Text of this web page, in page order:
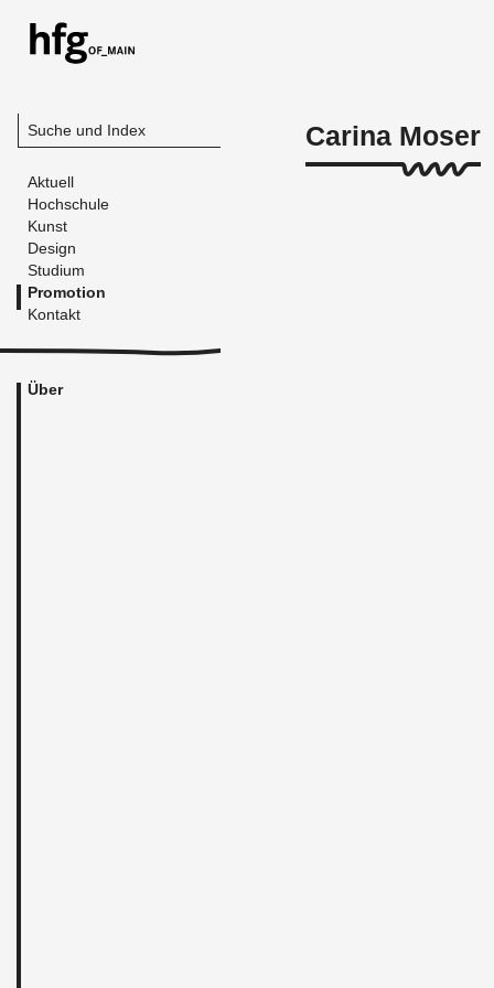
Suche und Index
Aktuell
Hochschule
Kunst
Design
Studium
Promotion
Kontakt
Über
Carina Moser